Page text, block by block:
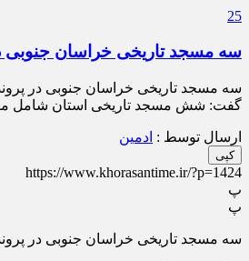
25
سه مسجد تاریخی خراسان
سه مسجد تاریخی خراسان جنوبی در
گفت: شش مسجد تاریخی استان شامل
ارسال توسط : ادمین
کپی
https://www.khorasantime.ir/?p=1424
پ
پ
سه مسجد تاریخی خراسان جنوبی در